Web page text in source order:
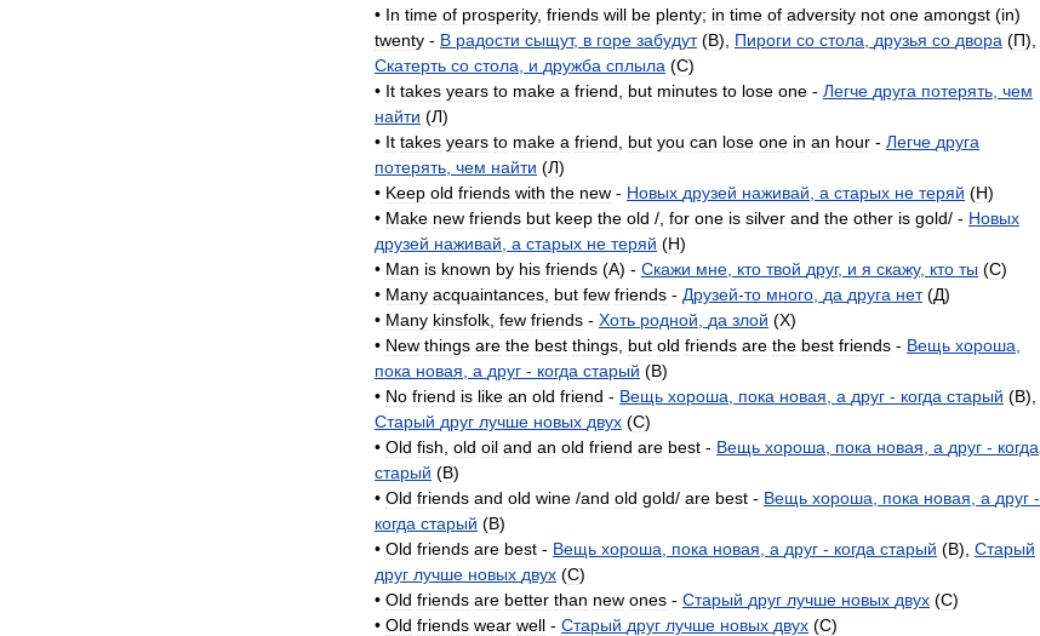
• In time of prosperity, friends will be plenty; in time of adversity not one amongst (in)
twenty - В радости сыщут, в горе забудут(B), Пироги со стола друзья со двора (П),
Скатерть со стола и дружба сплыла (C)
• It takes years to make a friend but minutes to lose one - Легче друга потерять чем
найти (Л)
• It takes years to make a friend but you can lose one in an hour - Легче друга
потерять чем найти (Л)
• Keep old friends with the new - Новых друзей наживай а старых не теряй (H)
• Make new friends but keep the old /, for one is silver and the other is gold/ - Новых
друзей наживай а старых не теряй (H)
• Man is known by his friends (A) - Скажи мне кто твой друг, и я скажу, кто ты (C)
• Many acquaintances but few friends - Друзей-то много да друга нет(Д)
• Many kinsfolk few friends - Хоть родной да злой (X)
• New things are the best things but old friends are the best friends - Вещь хороша
пока новая а друг - когда старый (B)
• No friend is like an old friend - Вещь хороша пока новая а друг - когда старый (B),
Старый друг лучше новых двух (C)
• Old fish old oil and an old friend are best - Вещь хороша пока новая а друг - когда
старый (B)
• Old friends and old wine /and old gold/ are best - Вещь хороша пока новая а друг -
когда старый (B)
• Old friends are best - Вещь хороша пока новая а друг - когда старый (B), Старый
друг лучше новых двух (C)
• Old friends are better than new ones - Старый друг лучше новых двух (C)
• Old friends wear well - Старый друг лучше новых двух (C)